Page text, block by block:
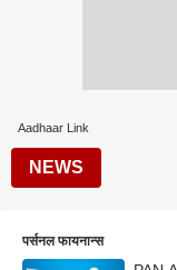
Aadhaar Link
NEWS
पर्सनल फायनान्स